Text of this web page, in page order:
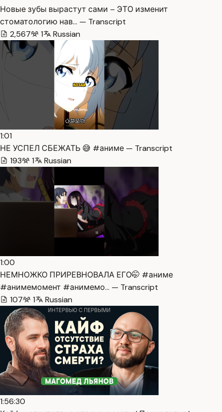
Новые зубы вырастут сами – ЭТО изменит
стоматологию нав… — Transcript
2,567
1 Russian
1:01
НЕ УСПЕЛ СБЕЖАТЬ 😅 #аниме — Transcript
193
1 Russian
1:00
НЕМНОЖКО ПРИРЕВНОВАЛА ЕГО🤭 #аниме
#анимемомент #анимемо… — Transcript
107
1 Russian
1:56:30